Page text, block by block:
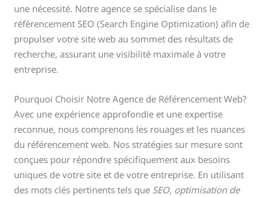
une nécessité. Notre agence se spécialise dans le
référencement SEO (Search Engine Optimization) afin de
propulser votre site web au sommet des résultats de
recherche, assurant une visibilité maximale à votre
entreprise.
Pourquoi Choisir Notre Agence de Référencement Web?
Avec une expérience approfondie et une expertise
reconnue, nous comprenons les rouages et les nuances
du référencement web. Nos stratégies sur mesure sont
conçues pour répondre spécifiquement aux besoins
uniques de votre site et de votre entreprise. En utilisant
des mots clés pertinents tels que SEO, optimisation de